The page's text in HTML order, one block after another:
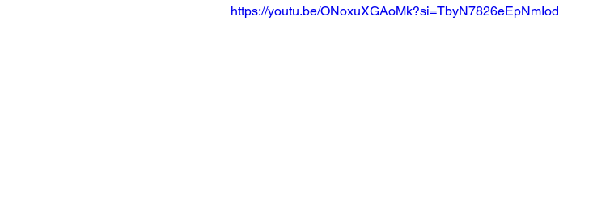
https://youtu.be/ONoxuXGAoMk?si=TbyN7826eEpNmIod